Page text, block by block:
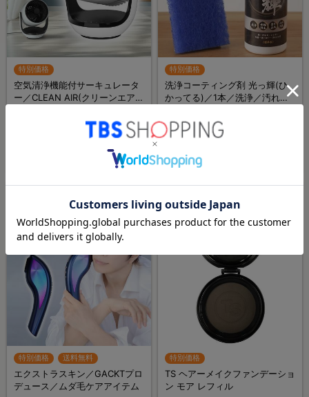
特別価格
空気清浄機能付サーキュレータ
ー／CLEAN AIR(クリーンエア
／軽量コンパクト／省エネ
特別価格
洗浄コーティング剤 光っ輝(ひ
かってる)／1本／洗浄／汚れ防
¥4,980（税込）
特別価格 送料無料
エクストラスキン／GACKTプロ
デュース／ムダ毛ケアアイテム
特別価格
TS ヘアーメイクファンデーショ
ン モア レフィル